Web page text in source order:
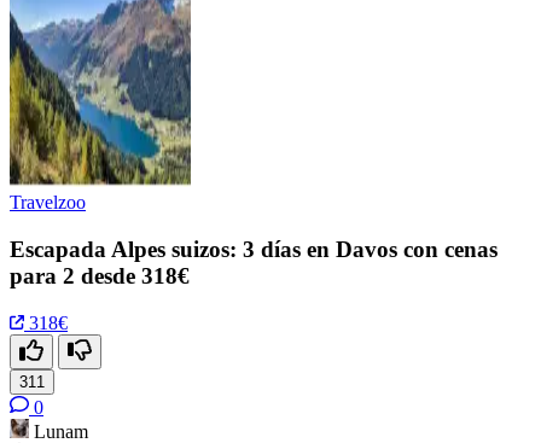
Travelzoo
Escapada Alpes suizos: 3 días en Davos con cenas
para 2 desde 318€
318€
311
0
Lunam